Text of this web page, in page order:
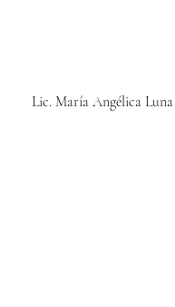
Lic. María Angélica